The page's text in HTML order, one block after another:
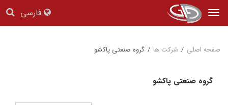
فارسی
صفحه اصلی / شرکت ها / گروه صنعتی پاکشو
گروه صنعتی پاکشو